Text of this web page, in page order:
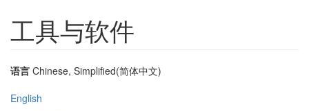
工具与软件
语言 Chinese, Simplified(简体中文)
English